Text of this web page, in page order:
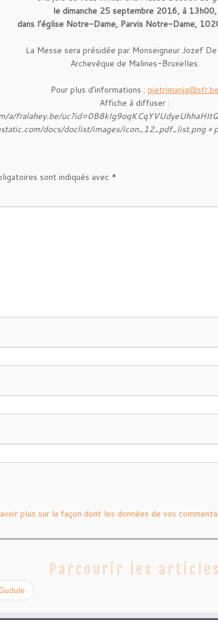
le dimanche 25 septembre 2016, à 13h00,
dans l’église Notre-Dame, Parvis Notre-Dame,
La Messe sera présidée par Monseigneur Jozef
Archevêque de Malines-Bruxelles.
Pour plus d’informations : pjetrimarija@sfr.be
Affiche à diffuser :
a/fralahey.be/
docs/doclist/images/icon_12_pdf_list.png »
sont indiqués avec *
plus sur la façon dont les données de vos
Parcourir les articles